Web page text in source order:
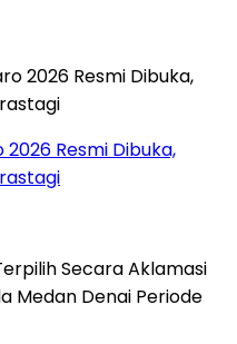
Resmi Dibuka,